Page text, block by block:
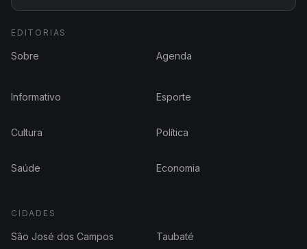
EDITORIAS
Sobre Agenda
Informativo Esporte
Cultura Política
Saúde Economia
CIDADES
São José dos Campos Taubaté